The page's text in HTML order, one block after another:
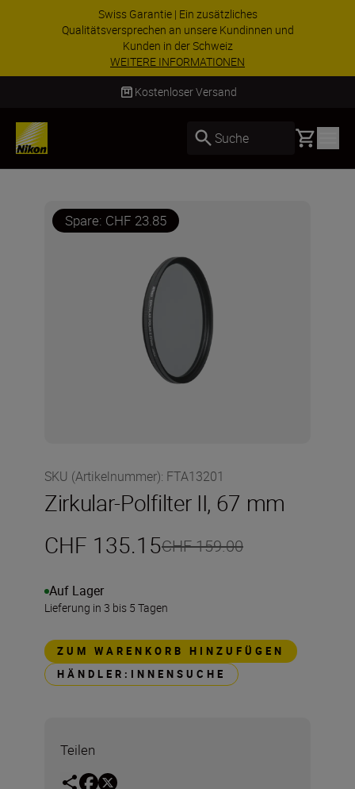
Swiss Garantie | Ein zusätzliches
Qualitätsversprechen an unsere Kundinnen und
Kunden in der Schweiz
WEITERE INFORMATIONEN
Kostenloser Versand
Suche Basket
Spare: CHF 23.85
SKU (Artikelnummer): FTA13201
Zirkular-Polfilter II, 67 mm
CHF 135.15CHF 159.00
Auf Lager
Lieferung in 3 bis 5 Tagen
ZUM WARENKORB HINZUFÜGEN
HÄNDLER:INNENSUCHE
Teilen